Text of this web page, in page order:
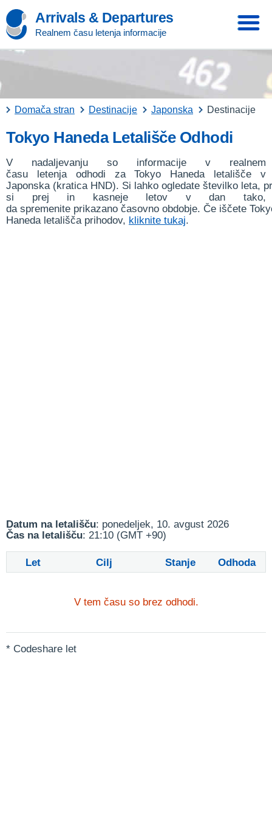
Arrivals & Departures
Realnem času letenja informacije
Domača stran Destinacije Japonska Destinacije
Tokyo Haneda Letališče Odhodi
V nadaljevanju so informacije v realnem
času letenja odhodi za Tokyo Haneda letališče v
Japonska (kratica HND). Si lahko ogledate številko leta,
si prej in kasneje letov v dan tako,
da spremenite prikazano časovno obdobje. Če iščete
Haneda letališča prihodov, kliknite tukaj.
Datum na letališču: ponedeljek, 10. avgust 2026
Čas na letališču: 21:10 (GMT +90)
Let Cilj Stanje Odhoda
V tem času so brez odhodi.
* Codeshare let